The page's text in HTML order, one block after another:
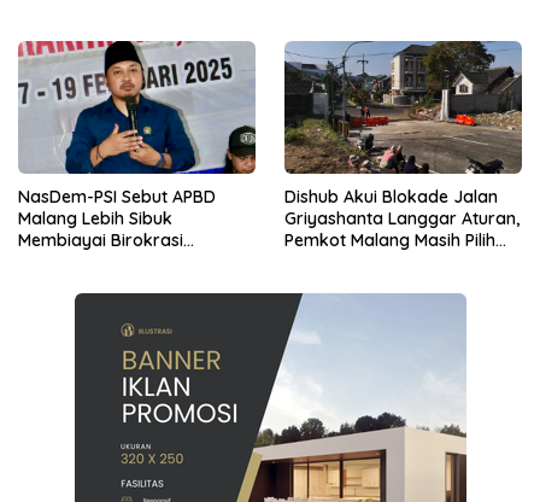
NasDem-PSI Sebut APBD
Malang Lebih Sibuk
Membiayai Birokrasi
Dishub Akui Blokade Jalan
Griyashanta Langgar Aturan,
Pemkot Malang Masih Pilih